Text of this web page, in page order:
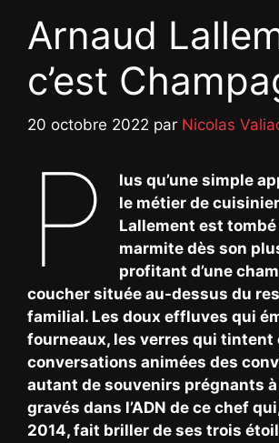
Arnaud
c’est
20 octobre 2022 par Nicolas
P
lus qu’une simple
le métier de
Lallement est tombé
marmite dès son
profitant d’une
coucher située au-dessus du
familial. Les doux effluves qui
fourneaux, les verres qui tintent
conversations animées des
autant de souvenirs prégnants
gravés dans l’ADN de ce chef
2014, fait briller de ses trois